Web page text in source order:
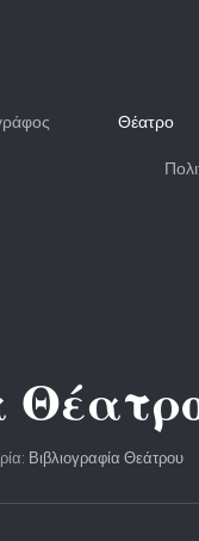
Θέατρο
Βιβλιογραφία Θεάτρου